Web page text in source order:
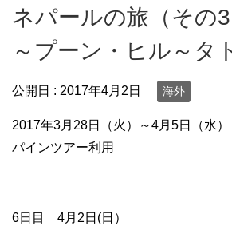
ネパールの旅（その
～プーン・ヒル～タ
公開日 : 2017年4月2日 海外
2017年3月28日（火）～4月5日（
パインツアー利用
6日目 4月2日(日）